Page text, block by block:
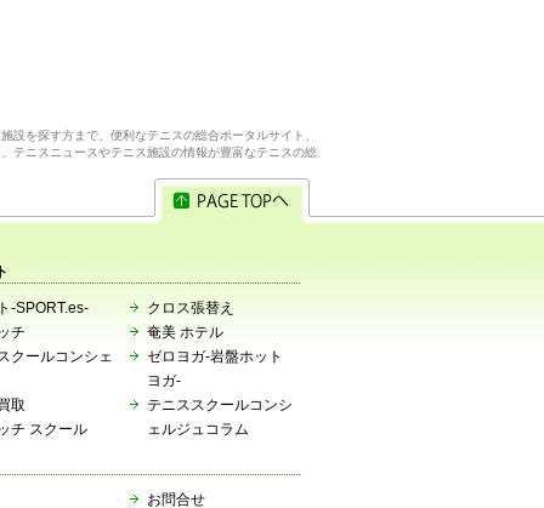
設を探す方まで、便利なテニスの総合ポータルサイト、
テニスニュースやテニス施設の情報が豊富なテニスの総
-SPORT.es-
チ
クールコンシェ
取
チ スクール
クロス張替え
奄美 ホテル
ゼロヨガ-岩盤ホット
ヨガ-
テニススクールコンシ
ェルジュコラム
お問合せ